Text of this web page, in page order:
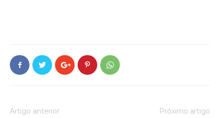
Artigo anterior Próximo artigo